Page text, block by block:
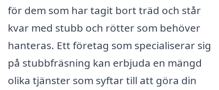
för dem som har tagit bort träd och står
kvar med stubb och rötter som behöver
hanteras. Ett företag som specialiserar sig
på stubbfräsning kan erbjuda en mängd
olika tjänster som syftar till att göra din